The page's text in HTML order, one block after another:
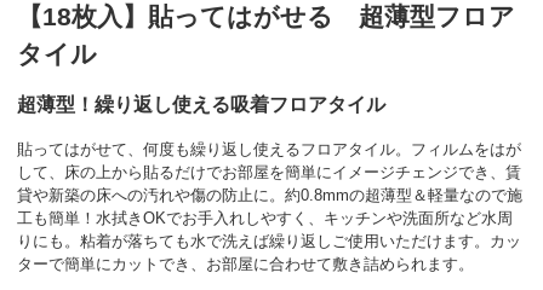
【18枚入】貼ってはがせる 超薄型フロア
タイル
超薄型！繰り返し使える吸着フロアタイル
貼ってはがせて、何度も繰り返し使えるフロアタイル。フィルムをはが
して、床の上から貼るだけでお部屋を簡単にイメージチェンジでき、賃
貸や新築の床への汚れや傷の防止に。約0.8mmの超薄型＆軽量なので施
工も簡単！水拭きOKでお手入れしやすく、キッチンや洗面所など水周
りにも。粘着が落ちても水で洗えば繰り返しご使用いただけます。カッ
ターで簡単にカットでき、お部屋に合わせて敷き詰められます。